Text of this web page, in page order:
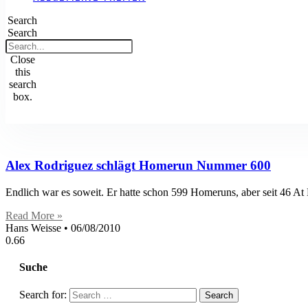
Search
Search
Close
this
search
box.
Alex Rodriguez schlägt Homerun Nummer 600
Endlich war es soweit. Er hatte schon 599 Homeruns, aber seit 46
Read More »
Hans Weisse
06/08/2010
Suche
Search for: